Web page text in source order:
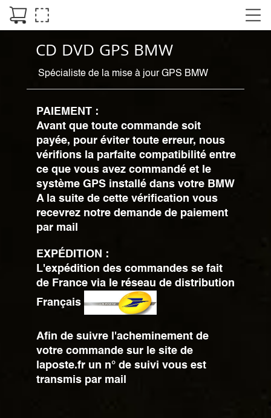
CD DVD GPS BMW
Spécialiste de la mise à jour GPS BMW
PAIEMENT :
Avant que toute commande soit
payée, pour éviter toute erreur, nous
vérifions la parfaite compatibilité entre
ce que vous avez commandé et le
système GPS installé dans votre BMW
A la suite de cette vérification vous
recevrez notre demande de paiement
par mail
EXPÉDITION :
L'expédition des commandes se fait
de France via le réseau de distribution
Français
Afin de suivre l'acheminement de
votre commande sur le site de
laposte.fr un n° de suivi vous est
transmis par mail